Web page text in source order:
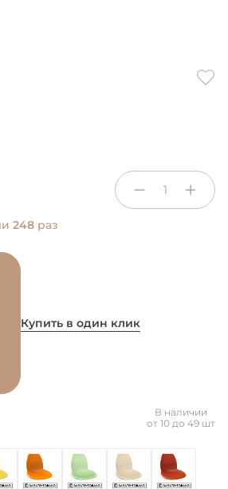
1
248 раз
Купить в один клик
В наличии
от 10 до 49 шт